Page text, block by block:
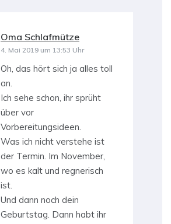
Oma Schlafmütze
4. Mai 2019 um 13:53 Uhr
Oh, das hört sich ja alles toll
an.
Ich sehe schon, ihr sprüht
über vor
Vorbereitungsideen.
Was ich nicht verstehe ist
der Termin. Im November,
wo es kalt und regnerisch
ist.
Und dann noch dein
Geburtstag. Dann habt ihr